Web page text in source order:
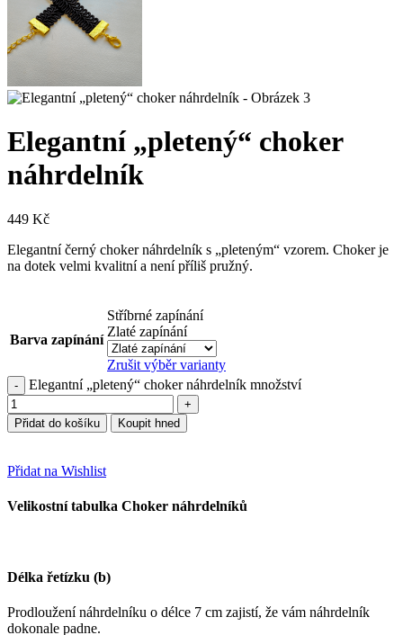
Elegantní „pletený“ choker
náhrdelník
449 Kč
Elegantní černý choker náhrdelník s „pleteným“ vzorem. Choker je
na dotek velmi kvalitní a není příliš pružný.
Barva zapínání
Stříbrné zapínání
Zlaté zapínání
Zrušit výběr varianty
Elegantní „pletený“ choker náhrdelník množství
Přidat do košíku Koupit hned
Přidat na Wishlist
Velikostní tabulka Choker náhrdelníků
Délka řetízku (b)
Prodloužení náhrdelníku o délce 7 cm zajistí, že vám náhrdelník
dokonale padne.